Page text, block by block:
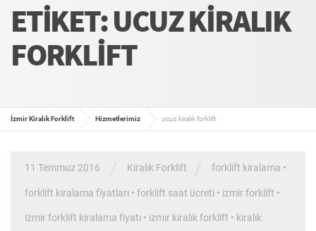
ETIKET: UCUZ KIRALIK
FORKLIFT
İzmir Kiralık Forklift Hizmetlerimiz ucuz kiralık forklift
11 Temmuz 2016 Kiralık Forklift forklift kiralama •
forklift kiralama fiyatları • forklift saat ücreti • izmir forklift •
izmir forklift kiralama fiyatı • izmir kiralık forklift • kiralık